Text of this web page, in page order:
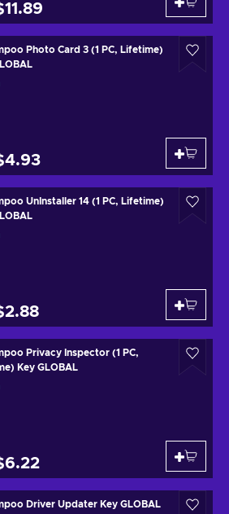
Photo Card 3 (1 PC, Lifetime)
UnInstaller 14 (1 PC, Lifetime)
Privacy Inspector (1 PC,
Key GLOBAL
Driver Updater Key GLOBAL